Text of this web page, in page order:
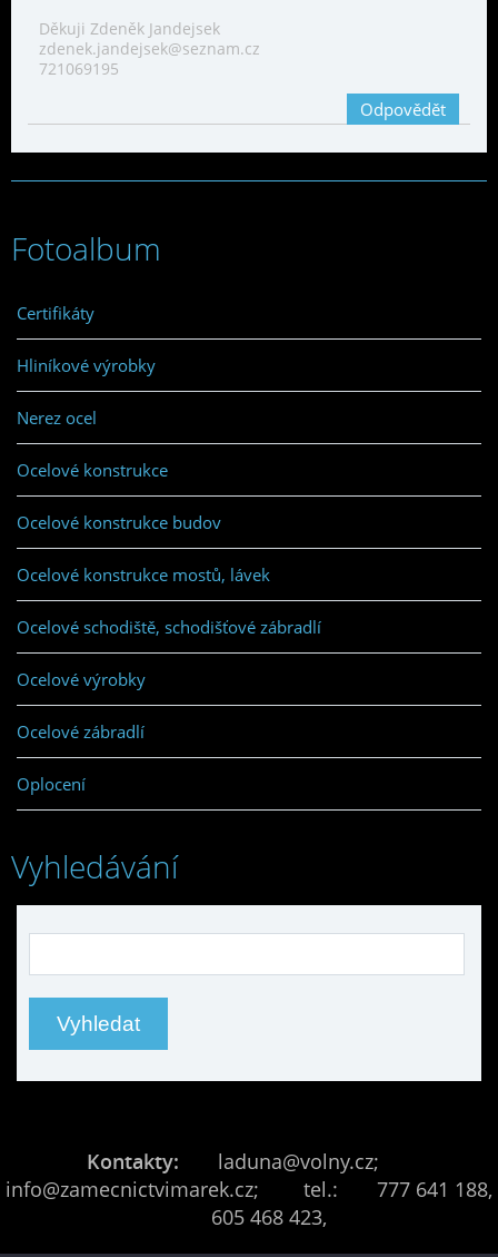
Děkuji Zdeněk Jandejsek
zdenek.jandejsek@seznam.cz
721069195
Odpovědět
Fotoalbum
Certifikáty
Hliníkové výrobky
Nerez ocel
Ocelové konstrukce
Ocelové konstrukce budov
Ocelové konstrukce mostů, lávek
Ocelové schodiště, schodišťové zábradlí
Ocelové výrobky
Ocelové zábradlí
Oplocení
Vyhledávání
Kontakty:
laduna@volny.cz;
info@zamecnictvimarek.cz; tel.: 777 641 188,
605 468 423,